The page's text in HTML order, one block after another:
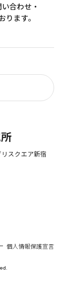
合わせ・
ます。
スクエア新宿
個人情報保護宣言